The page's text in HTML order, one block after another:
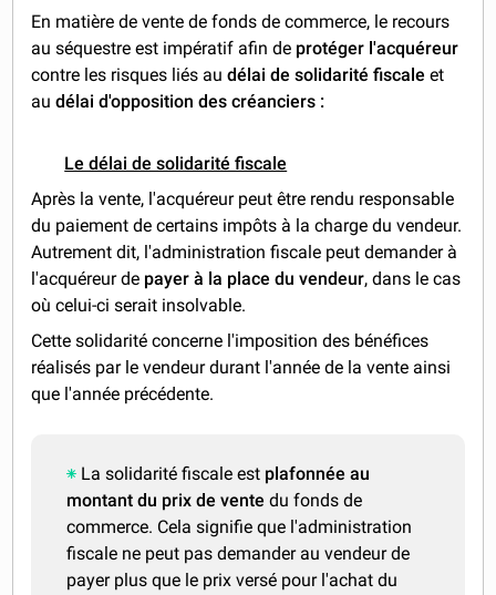
En matière de vente de fonds de commerce, le recours
au séquestre est impératif afin de protéger l'acquéreur
contre les risques liés audélai de solidarité fiscale et
audélai d'opposition des créanciers :
Le délai de solidarité fiscale
Après la vente, l'acquéreur peut être rendu responsable
du paiement de certains impôts à la charge du vendeur.
Autrement dit, l'administration fiscale peut demander à
l'acquéreur de payer à la place du vendeur, dans le cas
où celui-ci serait insolvable.
Cette solidarité concerne l'imposition des bénéfices
réalisés par le vendeur durant l'année de la vente ainsi
que l'année précédente.
La solidarité fiscale est plafonnée au
montant du prix de vente du fonds de
commerce. Cela signifie que l'administration
fiscale ne peut pas demander au vendeur de
payer plus que le prix versé pour l'achat du